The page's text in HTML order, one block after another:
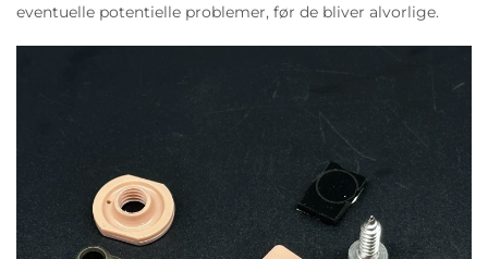
eventuelle potentielle problemer, før de bliver alvorlige.